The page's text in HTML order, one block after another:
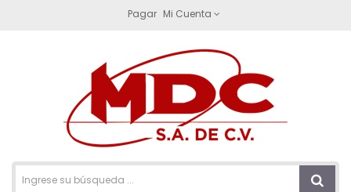
Pagar Mi Cuenta